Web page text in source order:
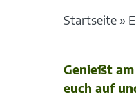
Startseite»
Genießt
euch auf